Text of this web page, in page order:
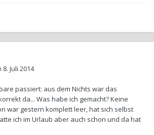
8. Juli 2014
passiert: aus dem Nichts war das
da... Was habe ich gemacht? Keine
war gestern komplett leer, hat sich selbst
ich im Urlaub aber auch schon und da hat